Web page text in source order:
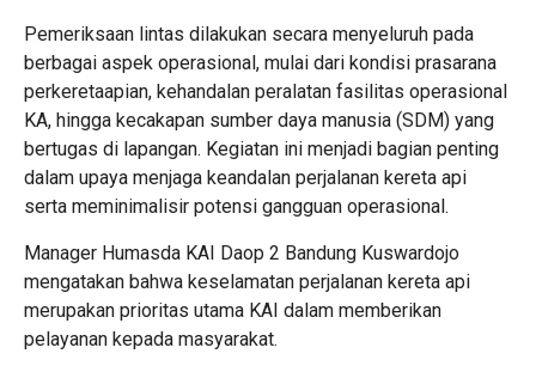
Pemeriksaan lintas dilakukan secara menyeluruh pada
berbagai aspek operasional, mulai dari kondisi prasarana
perkeretaapian, kehandalan peralatan fasilitas operasional
KA, hingga kecakapan sumber daya manusia (SDM) yang
bertugas di lapangan. Kegiatan ini menjadi bagian penting
dalam upaya menjaga keandalan perjalanan kereta api
serta meminimalisir potensi gangguan operasional.
Manager Humasda KAI Daop 2 Bandung Kuswardojo
mengatakan bahwa keselamatan perjalanan kereta api
merupakan prioritas utama KAI dalam memberikan
pelayanan kepada masyarakat.